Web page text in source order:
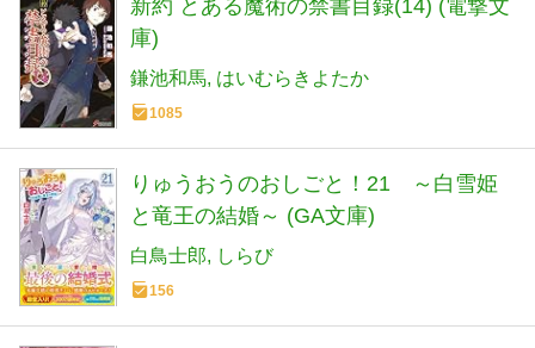
新約 とある魔術の禁書目録(14) (電撃文
庫)
鎌池和馬 はいむらきよたか
1085
りゅうおうのおしごと！21 ～白雪姫
と竜王の結婚～ (GA文庫)
白鳥士郎 しらび
156